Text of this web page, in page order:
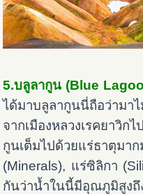
5.บลูลากูน (Blue
ได้มาบลูลากูนนี่ถือว่าม
จากเมืองหลวงเรคยาวิ
กูนเต็มไปด้วยแร่ธาตุ
(Minerals), แร่ซิลิกา
กันว่าน้ำในนี้มีอุณภูมิสูงถึ